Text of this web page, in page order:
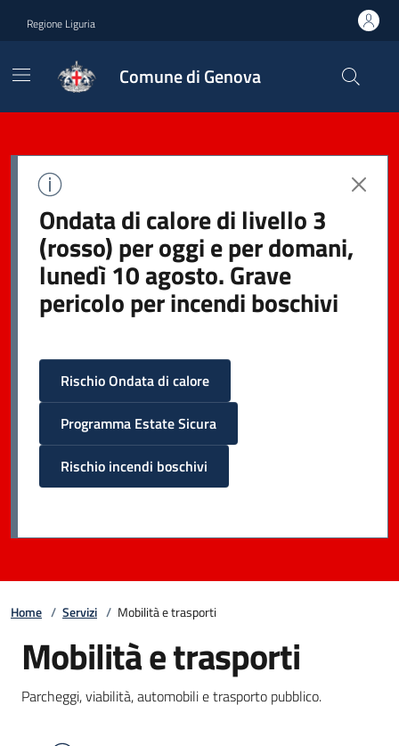
Regione Liguria
Comune di Genova
Ondata di calore di livello 3
(rosso) per oggi e per domani,
lunedì 10 agosto. Grave
pericolo per incendi boschivi
Rischio Ondata di calore
Programma Estate Sicura
Rischio incendi boschivi
Home / Servizi / Mobilità e trasporti
Mobilità e trasporti
Parcheggi, viabilità, automobili e trasporto pubblico.